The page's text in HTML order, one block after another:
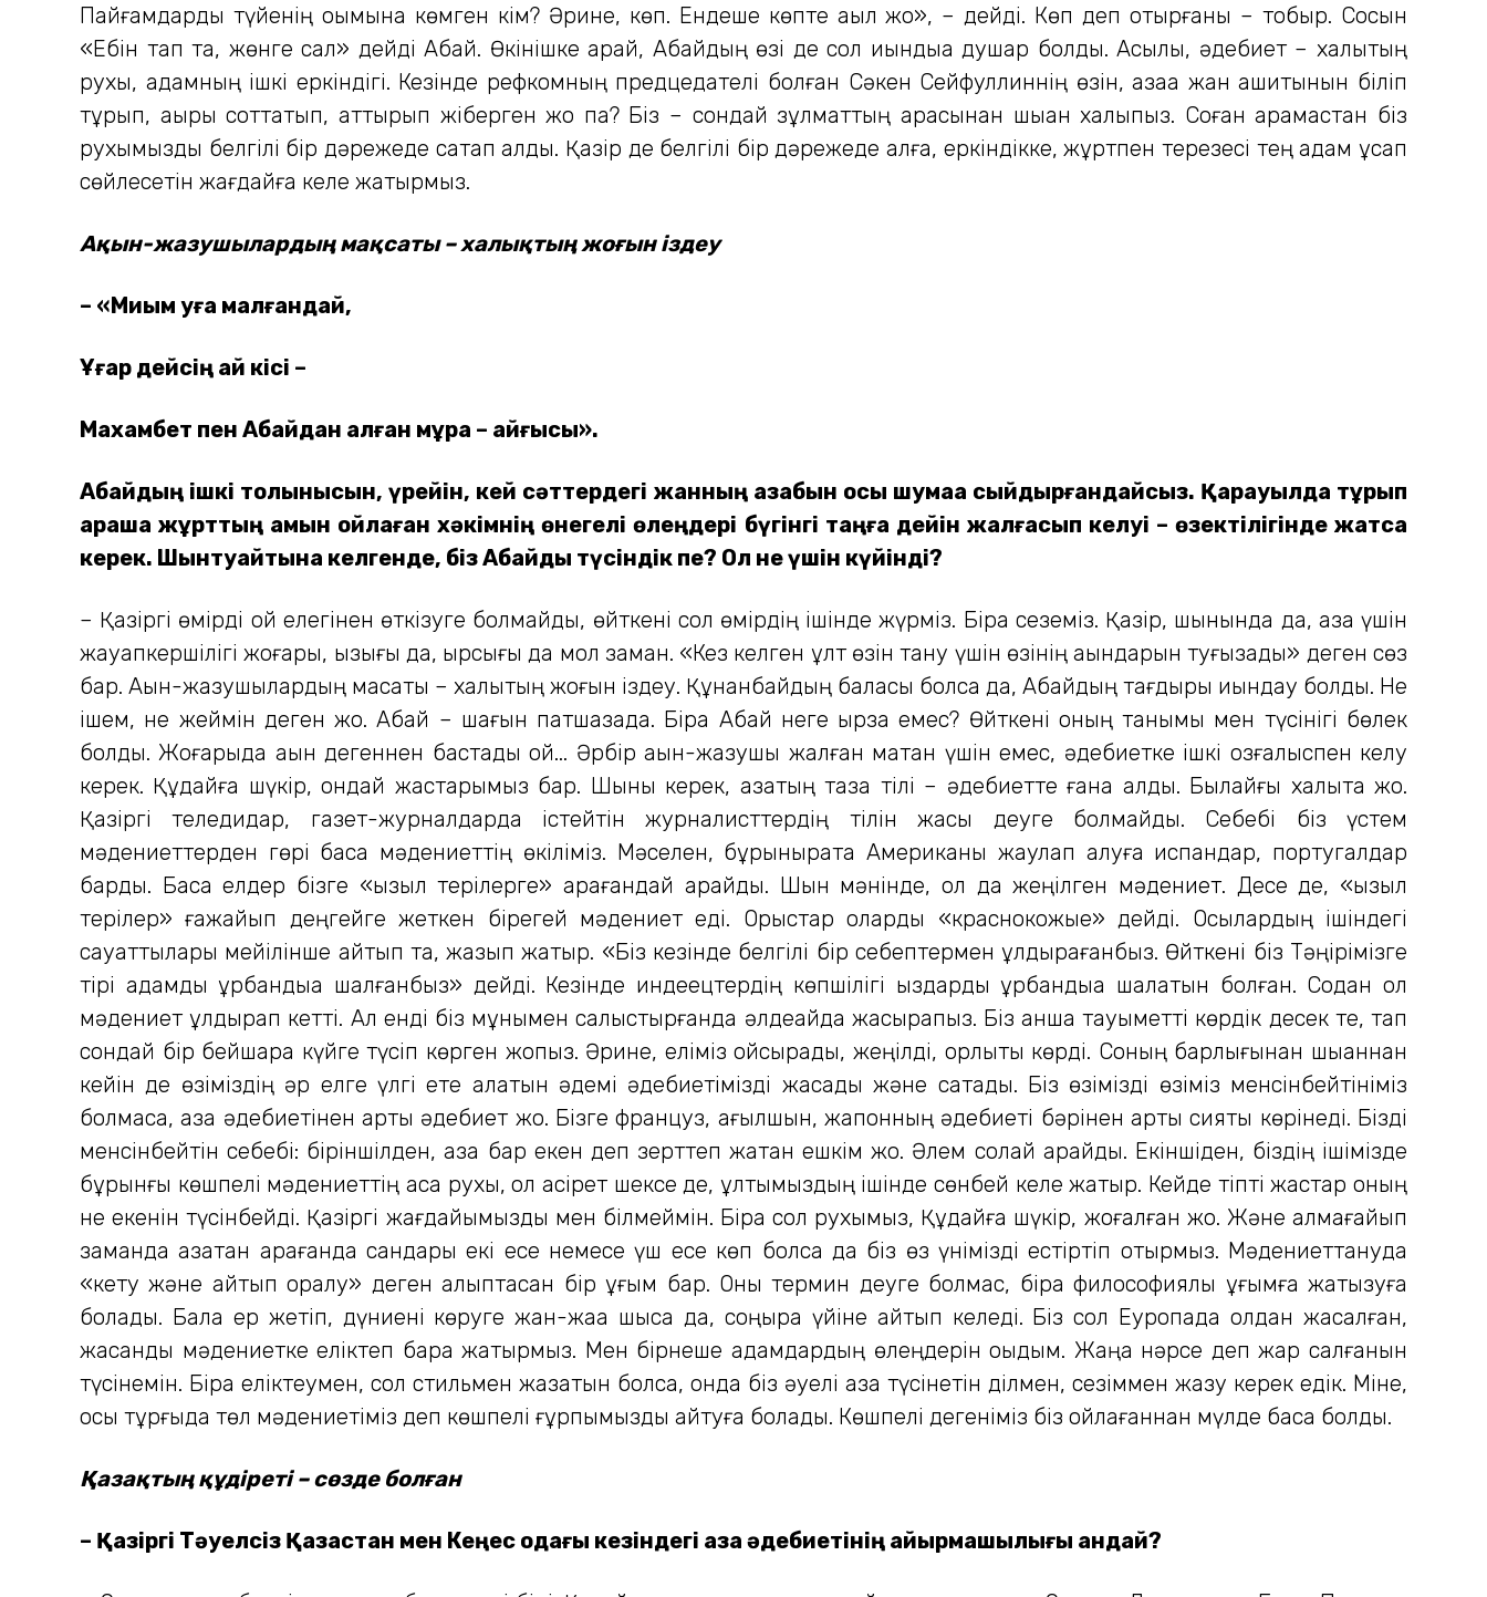
Пайғамдарды түйенің қоқымына көмген кім? Әрине, көп. Ендеше көпте ақыл жоқ», – дейді. Көп деп отырғаны – тобыр. Сосын
«Ебін тап та, жөнге сал» дейді Абай. Өкінішке қарай, Абайдың өзі де сол қиындыққа душар болды. Асылы, әдебиет – халықтың
рухы, адамның ішкі еркіндігі. Кезінде рефкомның предцедателі болған Сәкен Сейфуллиннің өзін, қазаққа жан ашитынын біліп
тұрып, ақыры соттатып, аттырып жіберген жоқ па? Біз – сондай зұлматтың арасынан шыққан халықпыз. Соған қарамастан біз
рухымызды белгілі бір дәрежеде сақтап қалдық. Қазір де белгілі бір дәрежеде алға, еркіндікке, жұртпен терезесі тең адам құсап
сөйлесетін жағдайға келе жатырмыз.
Ақын-жазушылардың мақсаты – халықтың жоғын іздеу
– «Миым уға малғандай,
Ұғар дейсің қай кісі –
Махамбет пен Абайдан қалған мұра – қайғысы».
Абайдың ішкі толқынысын, үрейін, кей сәттердегі жанның азабын осы шумаққа сыйдырғандайсыз. Қарауылда тұрып
қараша жұрттың қамын ойлаған хәкімнің өнегелі өлеңдері бүгінгі таңға дейін жалғасып келуі – өзектілігінде жатса
керек. Шынтуайтына келгенде, біз Абайды түсіндік пе? Ол не үшін күйінді?
– Қазіргі өмірді ой елегінен өткізуге болмайды, өйткені сол өмірдің ішінде жүрміз. Бірақ сеземіз. Қазір, шынында да, қазақ үшін
жауапкершілігі жоғары, қызығы да, қырсығы да мол заман. «Кез келген ұлт өзін тану үшін өзінің ақындарын туғызады» деген сөз
бар. Ақын-жазушылардың мақсаты – халықтың жоғын іздеу. Құнанбайдың баласы болса да, Абайдың тағдыры қиындау болды. Не
ішем, не жеймін деген жоқ. Абай – шағын патшазада. Бірақ Абай неге ырза емес? Өйткені оның танымы мен түсінігі бөлек
болды. Жоғарыда ақын дегеннен бастадық қой... Әрбір ақын-жазушы жалған мақтан үшін емес, әдебиетке ішкі қозғалыспен келу
керек. Құдайға шүкір, ондай жастарымыз бар. Шыны керек, қазақтың таза тілі – әдебиетте ғана қалды. Былайғы халықта жоқ.
Қазіргі теледидар, газет-журналдарда істейтін журналисттердің тілін жақсы деуге болмайды. Себебі біз үстем
мәдениеттерден гөрі басқа мәдениеттің өкіліміз. Мәселен, бұрынырақта Американы жаулап алуға испандар, португалдар
барды. Басқа елдер бізге «қызыл терілерге» қарағандай қарайды. Шын мәнінде, ол да жеңілген мәдениет. Десе де, «қызыл
терілер» ғажайып деңгейге жеткен бірегей мәдениет еді. Орыстар оларды «краснокожые» дейді. Осылардың ішіндегі
сауаттылары мейілінше айтып та, жазып жатыр. «Біз кезінде белгілі бір себептермен құлдырағанбыз. Өйткені біз Тәңірімізге
тірі адамды құрбандыққа шалғанбыз» дейді. Кезінде индеецтердің көпшілігі қыздарды құрбандыққа шалатын болған. Содан ол
мәдениет құлдырап кетті. Ал енді біз мұнымен салыстырғанда әлдеқайда жақсырақпыз. Біз қанша тауқыметті көрдік десек те, тап
сондай бір бейшара күйге түсіп көрген жоқпыз. Әрине, еліміз ойсырады, жеңілді, қорлықты көрді. Соның барлығынан шыққаннан
кейін де өзіміздің әр елге үлгі ете алатын әдемі әдебиетімізді жасадық және сақтадық. Біз өзімізді өзіміз менсінбейтініміз
болмаса, қазақ әдебиетінен артық әдебиет жоқ. Бізге француз, ағылшын, жапонның әдебиеті бәрінен артық сияқты көрінеді. Бізді
менсінбейтін себебі: біріншілден, қазақ бар екен деп зерттеп жатқан ешкім жоқ. Әлем солай қарайды. Екіншіден, біздің ішімізде
бұрынғы көшпелі мәдениеттің асқақ рухы, ол қасірет шексе де, ұлтымыздың ішінде сөнбей келе жатыр. Кейде тіпті жастар оның
не екенін түсінбейді. Қазіргі жағдайымызды мен білмеймін. Бірақ сол рухымыз, Құдайға шүкір, жоғалған жоқ. Және алмағайып
заманда қазақтан қарағанда сандары екі есе немесе үш есе көп болса да біз өз үнімізді естіртіп отырмыз. Мәдениеттануда
«кету және қайтып оралу» деген қалыптасқан бір ұғым бар. Оны термин деуге болмас, бірақ философиялық ұғымға жатқызуға
болады. Бала ер жетіп, дүниені көруге жан-жаққа шықса да, соңыра үйіне қайтып келеді. Біз сол Еуропада қолдан жасалған,
жасанды мәдениетке еліктеп бара жатырмыз. Мен бірнеше адамдардың өлеңдерін оқыдым. Жаңа нәрсе деп жар салғанын
түсінемін. Бірақ еліктеумен, сол стильмен жазатын болсақ, онда біз әуелі қазақ түсінетін ділмен, сезіммен жазу керек едік. Міне,
осы тұрғыда төл мәдениетіміз деп көшпелі ғұрпымызды айтуға болады. Көшпелі дегеніміз біз ойлағаннан мүлде басқа болды.
Қазақтың құдіреті – сөзде болған
– Қазіргі Тәуелсіз Қазақстан мен Кеңес одағы кезіндегі қазақ әдебиетінің айырмашылығы қандай?